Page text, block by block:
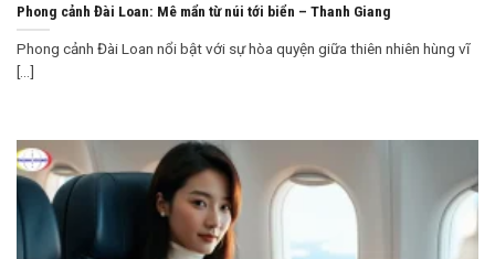
Phong cảnh Đài Loan: Mê mẩn từ núi tới biển – Thanh Giang
Phong cảnh Đài Loan nổi bật với sự hòa quyện giữa thiên nhiên hùng vĩ
[...]